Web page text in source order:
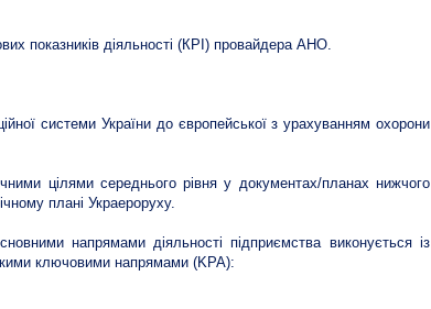
показників діяльності (КРІ) провайдера АНО.
системи України до європейської з урахуванням охорони
цілями середнього рівня у документах/планах нижчого
плані Украероруху.
напрямами діяльності підприємства виконується із
ключовими напрямами (KPA):